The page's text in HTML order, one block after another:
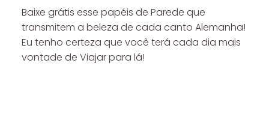
Baixe grátis esse papéis de Parede que
transmitem a beleza de cada canto Alemanha!
Eu tenho certeza que você terá cada dia mais
vontade de Viajar para lá!